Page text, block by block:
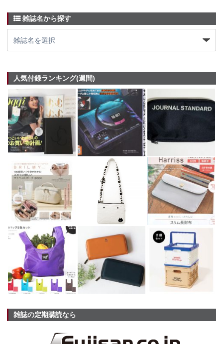
雑誌名から探す
人気付録ランキング(週間)
雑誌の定期購読なら